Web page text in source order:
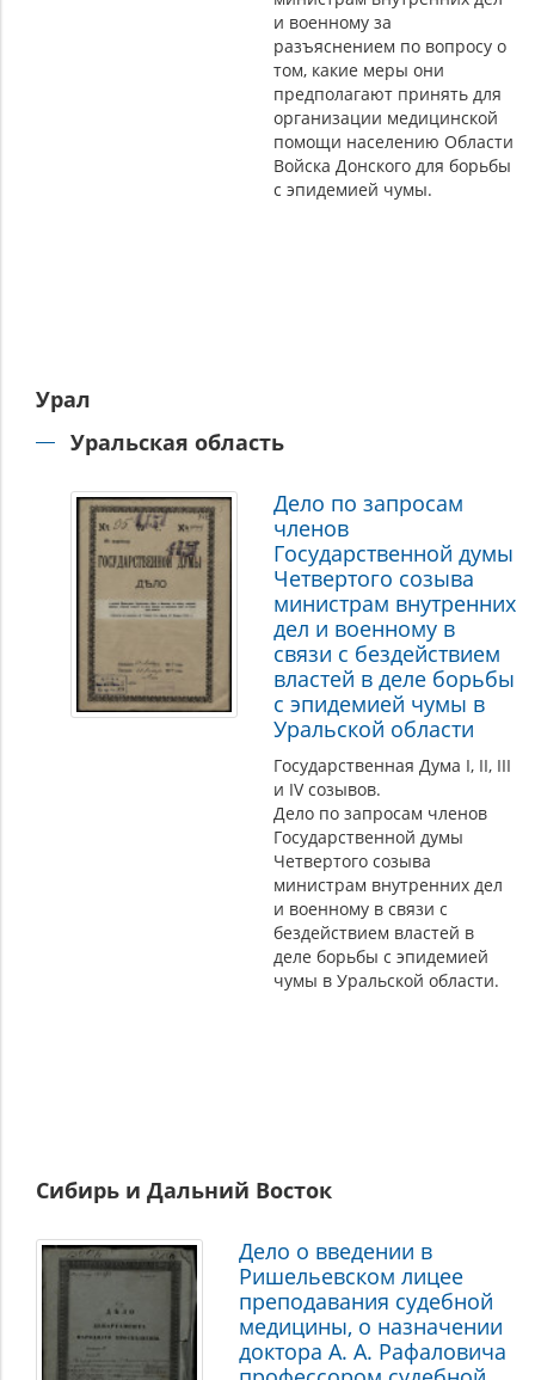
и военному за
разъяснением по вопросу о
том, какие меры они
предполагают принять для
организации медицинской
помощи населению Области
Войска Донского для борьбы
с эпидемией чумы.
Урал
Уральская область
Дело по запросам
членов
Государственной думы
Четвертого созыва
министрам внутренних
дел и военному в
связи с бездействием
властей в деле борьбы
с эпидемией чумы в
Уральской области
Государственная Дума I, II, III
и IV созывов.
Дело по запросам членов
Государственной думы
Четвертого созыва
министрам внутренних дел
и военному в связи с
бездействием властей в
деле борьбы с эпидемией
чумы в Уральской области.
Сибирь и Дальний Восток
Дело о введении в
Ришельевском лицее
преподавания судебной
медицины, о назначении
доктора А. А. Рафаловича